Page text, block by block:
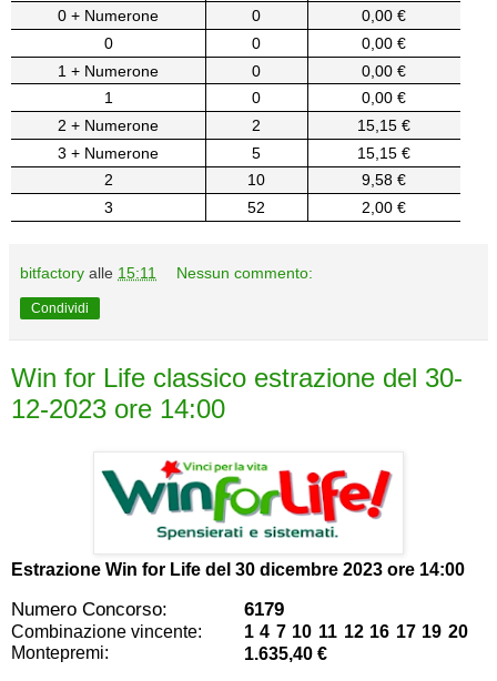
0 + Numerone
0
0,00 €
0
0
0,00 €
1 + Numerone
0
0,00 €
1
0
0,00 €
2 + Numerone
2
15,15 €
3 + Numerone
5
15,15 €
2
10
9,58 €
3
52 2,00 €
bitfactory alle 15:11 Nessun commento:
Condividi
Win for Life classico estrazione del 30-
12-2023 ore 14:00
Estrazione Win for Life del 30 dicembre 2023 ore 14:00
Numero Concorso: 6179
Combinazione vincente:
1 4 7 10 11 12 16 17 19 20
Montepremi:
1.635,40 €